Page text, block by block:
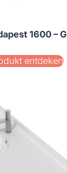
1600 – G
entdeken